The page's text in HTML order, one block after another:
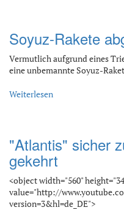
Soyuz-Rakete
Vermutlich aufgrund eines
eine unbemannte Soyuz-
Weiterlesen
"Atlantis" sicher
gekehrt
<object width="560"
value="http://
version=3&hl=de_DE">